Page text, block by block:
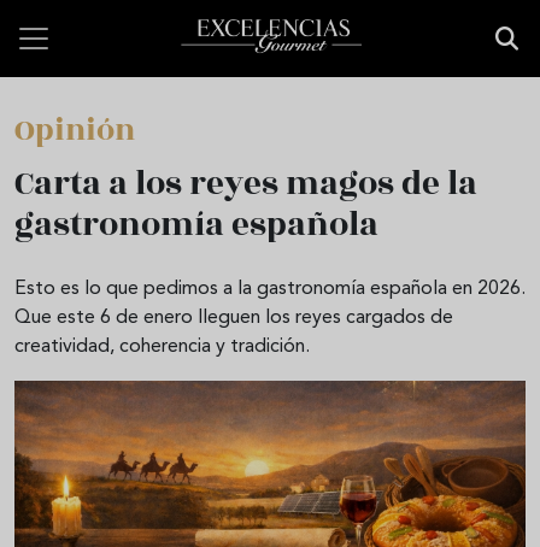
Opinión
Carta a los reyes magos de la
gastronomía española
Esto es lo que pedimos a la gastronomía española en 2026.
Que este 6 de enero lleguen los reyes cargados de
creatividad, coherencia y tradición.